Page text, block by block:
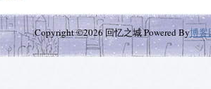
Copyright ©2026 回忆之城 Powered By博客